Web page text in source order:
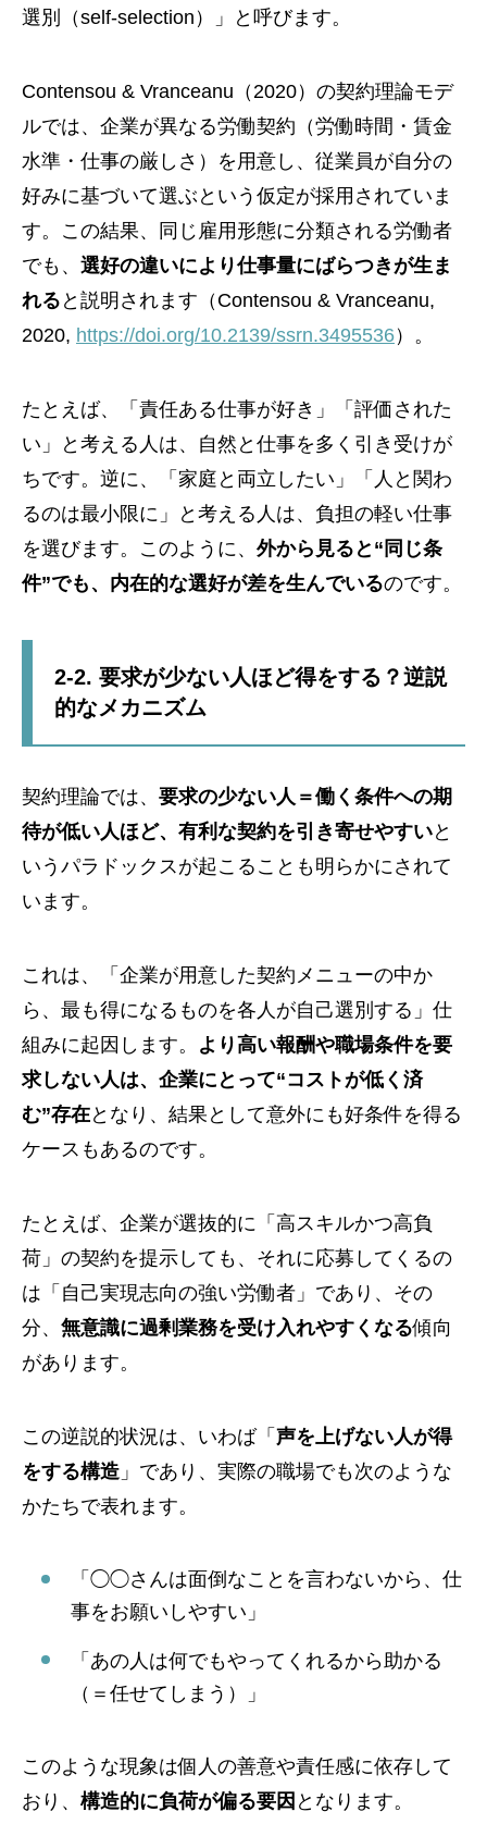
選別（self-selection）」と呼びます。
Contensou & Vranceanu（2020）の契約理論モデ
ルでは、企業が異なる労働契約（労働時間・賃金
水準・仕事の厳しさ）を用意し、従業員が自分の
好みに基づいて選ぶという仮定が採用されていま
す。この結果、同じ雇用形態に分類される労働者
でも、 選好の違いにより仕事量にばらつきが生ま
れる と説明されます（Contensou & Vranceanu,
2020, https://doi.org/10.2139/ssrn.3495536）。
たとえば、「責任ある仕事が好き」「評価された
い」と考える人は、自然と仕事を多く引き受けが
ちです。逆に、「家庭と両立したい」「人と関わ
るのは最小限に」と考える人は、負担の軽い仕事
を選びます。このように、 外から見ると“同じ条
件”でも、内在的な選好が差を生んでいるのです。
2-2. 要求が少ない人ほど得をする？逆説
的なメカニズム
契約理論では、 要求の少ない人＝働く条件への期
待が低い人ほど、有利な契約を引き寄せやすいと
いうパラドックスが起こることも明らかにされて
います。
これは、「企業が用意した契約メニューの中か
ら、最も得になるものを各人が自己選別する」仕
組みに起因します。 より高い報酬や職場条件を要
求しない人は、企業にとって“コストが低く済
む”存在となり、結果として意外にも好条件を得る
ケースもあるのです。
たとえば、企業が選抜的に「高スキルかつ高負
荷」の契約を提示しても、それに応募してくるの
は「自己実現志向の強い労働者」であり、その
分、 無意識に過剰業務を受け入れやすくなる傾向
があります。
この逆説的状況は、いわば「 声を上げない人が得
をする構造 」であり、実際の職場でも次のような
かたちで表れます。
「◯◯さんは面倒なことを言わないから、仕
事をお願いしやすい」
「あの人は何でもやってくれるから助かる
（＝任せてしまう）」
このような現象は個人の善意や責任感に依存して
おり、 構造的に負荷が偏る要因 となります。